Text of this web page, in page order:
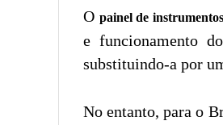
O painel de
e funcionamento
substituindo-a por
No entanto, para o